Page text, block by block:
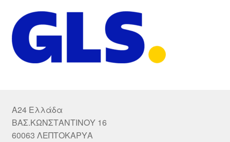
A24 Ελλάδα
ΒΑΣ.ΚΩΝΣΤΑΝΤΙΝΟΥ 16
60063 ΛΕΠΤΟΚΑΡΥΑ